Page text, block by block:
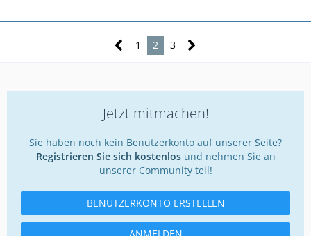
1 2 3
Jetzt mitmachen!
Sie haben noch kein Benutzerkonto auf unserer Seite?
Registrieren Sie sich kostenlosund nehmen Sie an
unserer Community teil!
BENUTZERKONTO ERSTELLEN
ANMELDEN